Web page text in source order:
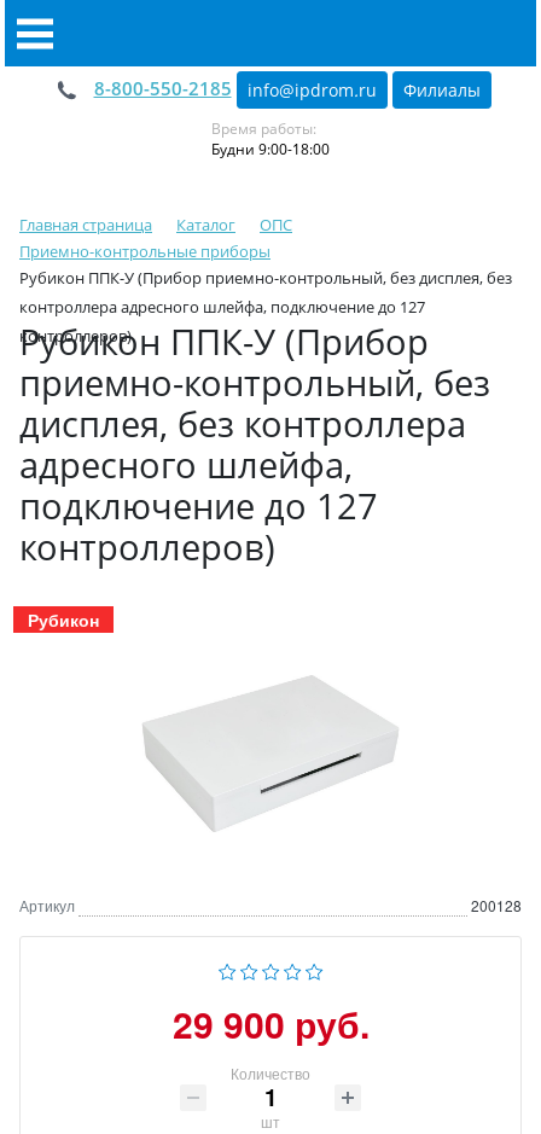
8-800-550-2185 info@ipdrom.ru Филиалы
Время работы:
Будни 9:00-18:00
Главная страница Каталог
ОПС
Приемно-контрольные приборы
Рубикон ППК-У (Прибор приемно-контрольный, без дисплея, без
контроллера адресного шлейфа, подключение до 127
контроллеров)
Рубикон ППК-У (Прибор
приемно-контрольный, без
дисплея, без контроллера
адресного шлейфа,
подключение до 127
контроллеров)
Рубикон
Артикул 200128
29 900 руб.
Количество
шт